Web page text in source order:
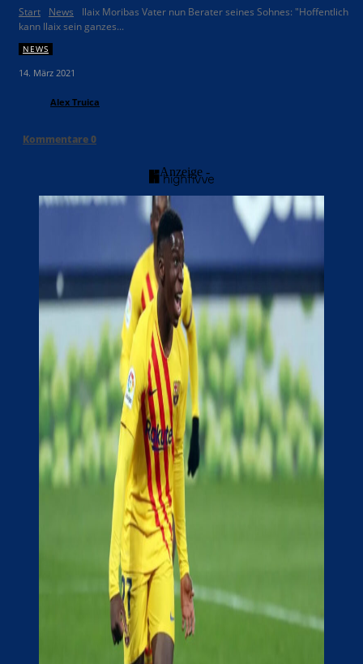
Start News
Ilaix Moribas Vater nun Berater seines Sohnes: "Hoffentlich
kann Ilaix sein ganzes...
NEWS
14. März 2021
Alex Truica
Kommentare0
- Anzeige -